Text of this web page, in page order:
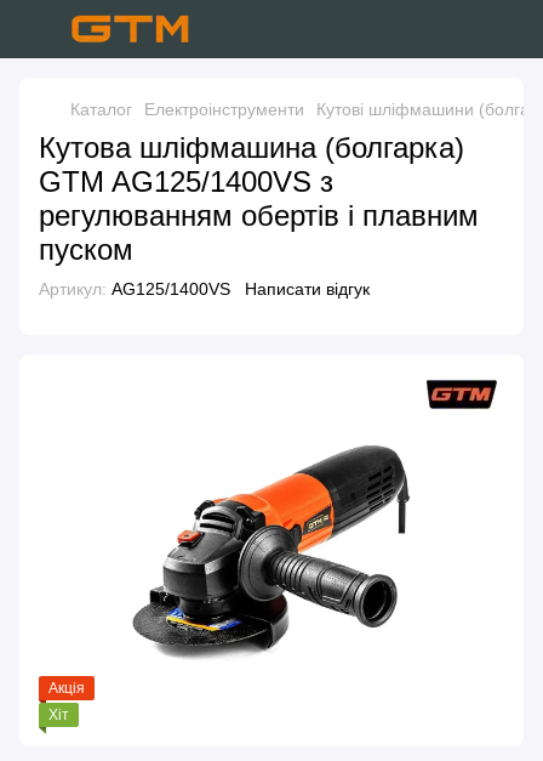
Каталог Електроінструменти Кутові шліфмашини
Кутова шліфмашина (болгарка)
GTM AG125/1400VS з
регулюванням обертів і плавним
пуском
Артикул: AG125/1400VS Написати відгук
Акція
Хіт